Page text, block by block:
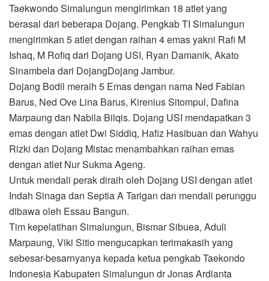
Taekwondo Simalungun mengirimkan 18 atlet yang
berasal dari beberapa Dojang. Pengkab TI Simalungun
mengirimkan 5 atlet dengan raihan 4 emas yakni Rafi M
Ishaq, M Rofiq dari Dojang USI, Ryan Damanik, Akato
Sinambela dari DojangDojang Jambur.
Dojang Bodil meraih 5 Emas dengan nama Ned Fabian
Barus, Ned Ove Lina Barus, Kirenius Sitompul, Dafina
Marpaung dan Nabila Bilqis. Dojang USI mendapatkan 3
emas dengan atlet Dwi Siddiq, Hafiz Hasibuan dan Wahyu
Rizki dan Dojang Mistac menambahkan raihan emas
dengan atlet Nur Sukma Ageng.
Untuk mendali perak diraih oleh Dojang USI dengan atlet
Indah Sinaga dan Septia A Tarigan dan mendali perunggu
dibawa oleh Essau Bangun.
Tim kepelatihan Simalungun, Bismar Sibuea, Aduli
Marpaung, Viki Sitio mengucapkan terimakasih yang
sebesar-besarnyanya kepada ketua pengkab Taekondo
Indonesia Kabupaten Simalungun dr Jonas Ardianta